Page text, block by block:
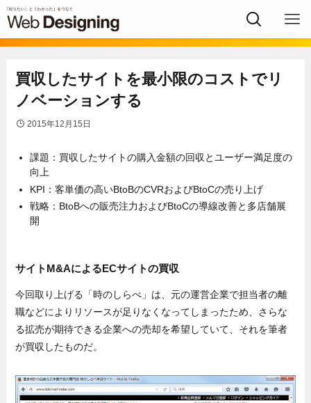
買収したサイトを最小限のコストでリ
ノベーションする
2015年12月15日
課題：買収したサイトの購入金額の回収とユーザー満足度の
向上
KPI：客単価の高いBtoBのCVRおよびBtoCの売り上げ
戦略：BtoBへの販売注力およびBtoCの導線改善と多店舗展
開
サイトM&AによるECサイトの買収
今回取り上げる「時のしらべ」は、元の運営企業で担当者の離
職などによりリソースが足りなくなってしまったため、さらな
る拡売が期待できる企業への売却を希望していて、それを筆者
が買収したものだ。